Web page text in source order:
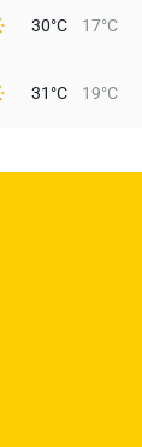
30°C 17°C
31°C 19°C